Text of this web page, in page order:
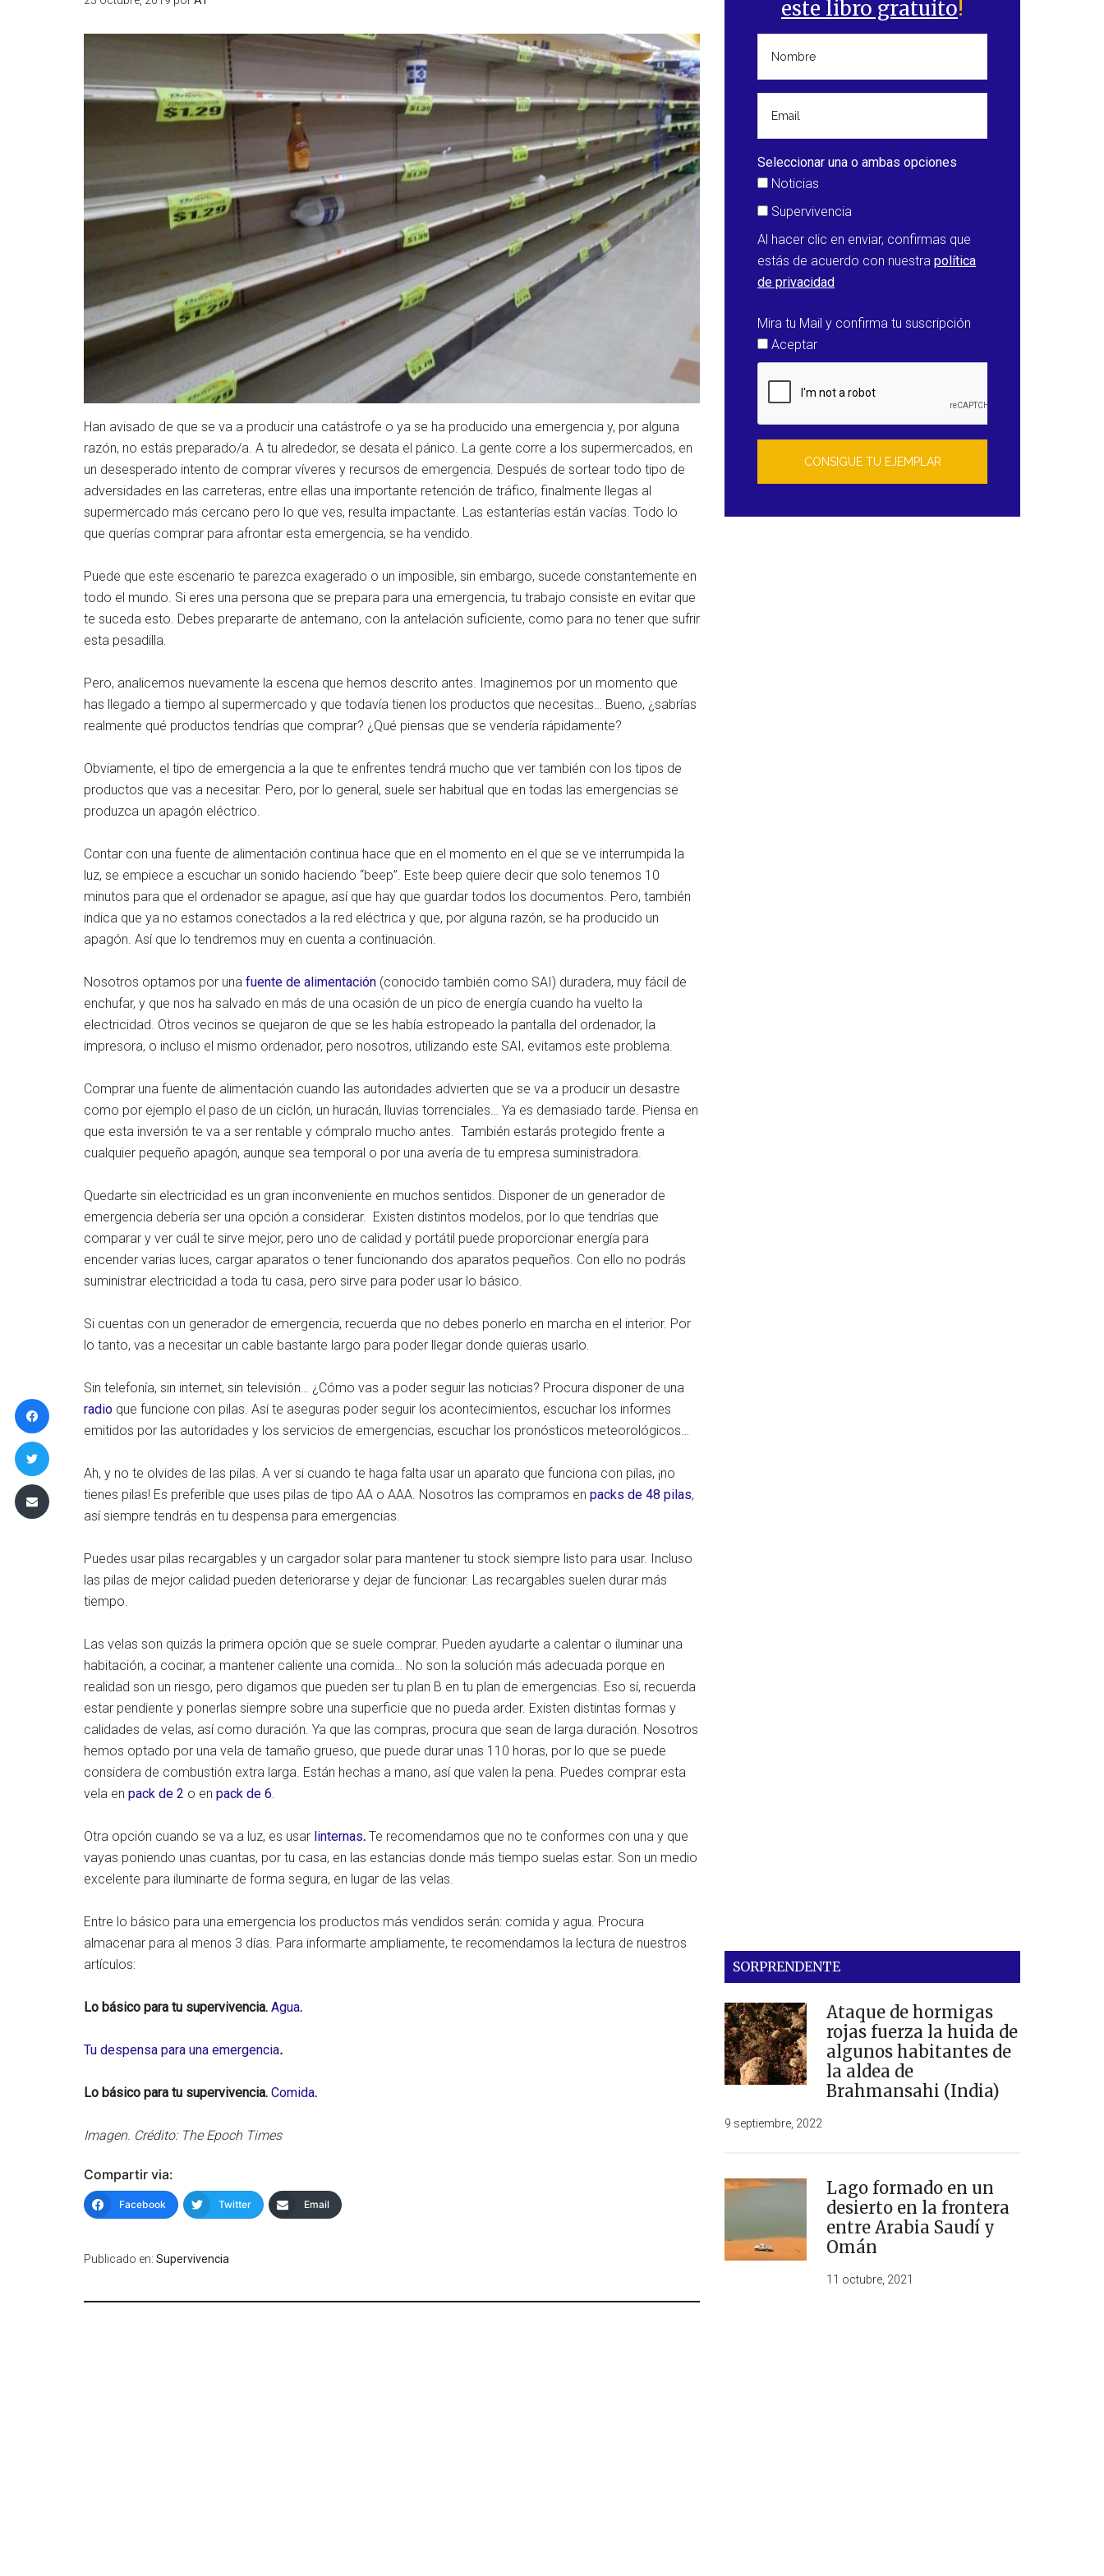
Han avisado de que se va a producir una catástrofe o ya se ha producido una emergencia y, por alguna
razón, no estás preparado/a. A tu alrededor, se desata el pánico. La gente corre a los supermercados, en
un desesperado intento de comprar víveres y recursos de emergencia. Después de sortear todo tipo de
adversidades en las carreteras, entre ellas una importante retención de tráfico, finalmente llegas al
supermercado más cercano pero lo que ves, resulta impactante. Las estanterías están vacías. Todo lo
que querías comprar para afrontar esta emergencia, se ha vendido.
Puede que este escenario te parezca exagerado o un imposible, sin embargo, sucede constantemente en
todo el mundo. Si eres una persona que se prepara para una emergencia, tu trabajo consiste en evitar que
te suceda esto. Debes prepararte de antemano, con la antelación suficiente, como para no tener que sufrir
esta pesadilla.
Pero, analicemos nuevamente la escena que hemos descrito antes. Imaginemos por un momento que
has llegado a tiempo al supermercado y que todavía tienen los productos que necesitas… Bueno, ¿sabrías
realmente qué productos tendrías que comprar? ¿Qué piensas que se vendería rápidamente?
Obviamente, el tipo de emergencia a la que te enfrentes tendrá mucho que ver también con los tipos de
productos que vas a necesitar. Pero, por lo general, suele ser habitual que en todas las emergencias se
produzca un apagón eléctrico.
Contar con una fuente de alimentación continua hace que en el momento en el que se ve interrumpida la
luz, se empiece a escuchar un sonido haciendo “beep”. Este beep quiere decir que solo tenemos 10
minutos para que el ordenador se apague, así que hay que guardar todos los documentos. Pero, también
indica que ya no estamos conectados a la red eléctrica y que, por alguna razón, se ha producido un
apagón. Así que lo tendremos muy en cuenta a continuación.
Nosotros optamos por una fuente de alimentación (conocido también como SAI) duradera, muy fácil de
enchufar, y que nos ha salvado en más de una ocasión de un pico de energía cuando ha vuelto la
electricidad. Otros vecinos se quejaron de que se les había estropeado la pantalla del ordenador, la
impresora, o incluso el mismo ordenador, pero nosotros, utilizando este SAI, evitamos este problema.
Comprar una fuente de alimentación cuando las autoridades advierten que se va a producir un desastre
como por ejemplo el paso de un ciclón, un huracán, lluvias torrenciales… Ya es demasiado tarde. Piensa en
que esta inversión te va a ser rentable y cómpralo mucho antes. También estarás protegido frente a
cualquier pequeño apagón, aunque sea temporal o por una avería de tu empresa suministradora.
Quedarte sin electricidad es un gran inconveniente en muchos sentidos. Disponer de un generador de
emergencia debería ser una opción a considerar. Existen distintos modelos, por lo que tendrías que
comparar y ver cuál te sirve mejor, pero uno de calidad y portátil puede proporcionar energía para
encender varias luces, cargar aparatos o tener funcionando dos aparatos pequeños. Con ello no podrás
suministrar electricidad a toda tu casa, pero sirve para poder usar lo básico.
Si cuentas con un generador de emergencia, recuerda que no debes ponerlo en marcha en el interior. Por
lo tanto, vas a necesitar un cable bastante largo para poder llegar donde quieras usarlo.
Sin telefonía, sin internet, sin televisión… ¿Cómo vas a poder seguir las noticias? Procura disponer de una
radio que funcione con pilas. Así te aseguras poder seguir los acontecimientos, escuchar los informes
emitidos por las autoridades y los servicios de emergencias, escuchar los pronósticos meteorológicos…
Ah, y no te olvides de las pilas. A ver si cuando te haga falta usar un aparato que funciona con pilas, ¡no
tienes pilas! Es preferible que uses pilas de tipo AA o AAA. Nosotros las compramos en packs de 48 pilas,
así siempre tendrás en tu despensa para emergencias.
Puedes usar pilas recargables y un cargador solar para mantener tu stock siempre listo para usar. Incluso
las pilas de mejor calidad pueden deteriorarse y dejar de funcionar. Las recargables suelen durar más
tiempo.
Las velas son quizás la primera opción que se suele comprar. Pueden ayudarte a calentar o iluminar una
habitación, a cocinar, a mantener caliente una comida… No son la solución más adecuada porque en
realidad son un riesgo, pero digamos que pueden ser tu plan B en tu plan de emergencias. Eso sí, recuerda
estar pendiente y ponerlas siempre sobre una superficie que no pueda arder. Existen distintas formas y
calidades de velas, así como duración. Ya que las compras, procura que sean de larga duración. Nosotros
hemos optado por una vela de tamaño grueso, que puede durar unas 110 horas, por lo que se puede
considera de combustión extra larga. Están hechas a mano, así que valen la pena. Puedes comprar esta
vela en pack de 2 o en pack de 6.
Otra opción cuando se va a luz, es usar linternas. Te recomendamos que no te conformes con una y que
vayas poniendo unas cuantas, por tu casa, en las estancias donde más tiempo suelas estar. Son un medio
excelente para iluminarte de forma segura, en lugar de las velas.
Entre lo básico para una emergencia los productos más vendidos serán: comida y agua. Procura
almacenar para al menos 3 días. Para informarte ampliamente, te recomendamos la lectura de nuestros
artículos:
Lo básico para tu supervivencia. Agua.
Tu despensa para una emergencia.
Lo básico para tu supervivencia. Comida.
Imagen. Crédito: The Epoch Times
Compartir via:
Facebook Twitter Email
Publicado en: Supervivencia
este libro gratuito!
Seleccionar una o ambas opciones
Noticias
Supervivencia
Al hacer clic en enviar, confirmas que
estás de acuerdo con nuestra política
de privacidad
Mira tu Mail y confirma tu suscripción
Aceptar
SORPRENDENTE
Ataque de hormigas
rojas fuerza la huida de
algunos habitantes de
la aldea de
Brahmansahi (India)
9 septiembre, 2022
Lago formado en un
desierto en la frontera
entre Arabia Saudí y
Omán
11 octubre, 2021